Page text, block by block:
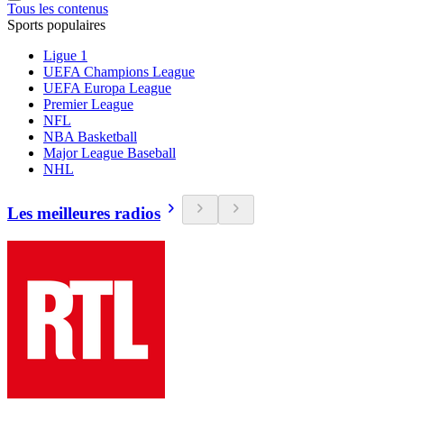
Tous les contenus
Sports populaires
Ligue 1
UEFA Champions League
UEFA Europa League
Premier League
NFL
NBA Basketball
Major League Baseball
NHL
Les meilleures radios